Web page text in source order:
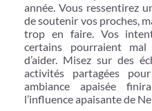
année. Vous ressentirez
de soutenir vos proches,
trop en faire. Vos
certains pourraient
d’aider. Misez sur des
activités partagées
ambiance apaisée
l’influence apaisante de